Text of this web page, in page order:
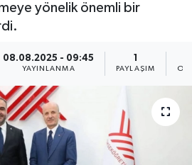
yönelik önemli bir
08.08.2025 - 09:45
YAYINLANMA PAYLAŞIM